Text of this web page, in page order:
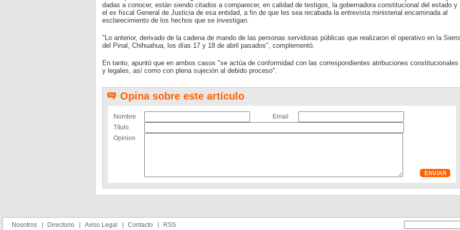
dadas a conocer, están siendo citados a comparecer, en calidad de testigos, la gobernadora constitucional del estado y
el ex fiscal General de Justicia de esa entidad, a fin de que les sea recabada la entrevista ministerial encaminada al
esclarecimiento de los hechos que se investigan.
"Lo anterior, derivado de la cadena de mando de las personas servidoras públicas que realizaron el operativo en la
del Pinal, Chihuahua, los días 17 y 18 de abril pasados", complementó.
En tanto, apuntó que en ambos casos "se actúa de conformidad con las correspondientes atribuciones constitucionales
y legales, así como con plena sujeción al debido proceso".
Opina sobre este artículo
Nombre
Email
Título
Opinion
Nosotros Directorio Aviso Legal Contacto RSS